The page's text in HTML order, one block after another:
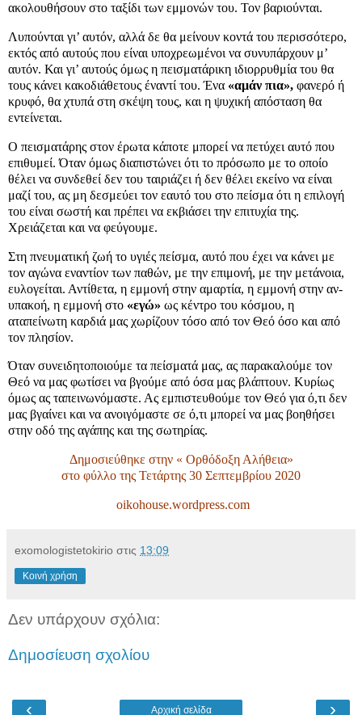
ακολουθήσουν στο ταξίδι των εμμονών του. Τον βαριούνται.
Λυπούνται γι’ αυτόν, αλλά δε θα μείνουν κοντά του περισσότερο,
εκτός από αυτούς που είναι υποχρεωμένοι να συνυπάρχουν μ’
αυτόν. Και γι’ αυτούς όμως η πεισματάρικη ιδιορρυθμία του θα
τους κάνει κακοδιάθετους έναντί του. Ένα «αμάν πια», φανερό ή
κρυφό, θα χτυπά στη σκέψη τους, και η ψυχική απόσταση θα
εντείνεται.
Ο πεισματάρης στον έρωτα κάποτε μπορεί να πετύχει αυτό που
επιθυμεί. Όταν όμως διαπιστώνει ότι το πρόσωπο με το οποίο
θέλει να συνδεθεί δεν του ταιριάζει ή δεν θέλει εκείνο να είναι
μαζί του, ας μη δεσμεύει τον εαυτό του στο πείσμα ότι η επιλογή
του είναι σωστή και πρέπει να εκβιάσει την επιτυχία της.
Χρειάζεται και να φεύγουμε.
Στη πνευματική ζωή το υγιές πείσμα, αυτό που έχει να κάνει με
τον αγώνα εναντίον των παθών, με την επιμονή, με την μετάνοια,
ευλογείται. Αντίθετα, η εμμονή στην αμαρτία, η εμμονή στην αν-
υπακοή, η εμμονή στο «εγώ» ως κέντρο του κόσμου, η
αταπείνωτη καρδιά μας χωρίζουν τόσο από τον Θεό όσο και από
τον πλησίον.
Όταν συνειδητοποιούμε τα πείσματά μας, ας παρακαλούμε τον
Θεό να μας φωτίσει να βγούμε από όσα μας βλάπτουν. Κυρίως
όμως ας ταπεινωνόμαστε. Ας εμπιστευθούμε τον Θεό για ό,τι δεν
μας βγαίνει και να ανοιγόμαστε σε ό,τι μπορεί να μας βοηθήσει
στην οδό της αγάπης και της σωτηρίας.
Δημοσιεύθηκε στην « Ορθόδοξη Αλήθεια»
στο φύλλο της Τετάρτης 30 Σεπτεμβρίου 2020
oikohouse.wordpress.com
exomologistetokirio στις 13:09
Κοινή χρήση
Δεν υπάρχουν σχόλια:
Δημοσίευση σχολίου
‹ ›
Αρχική σελίδα